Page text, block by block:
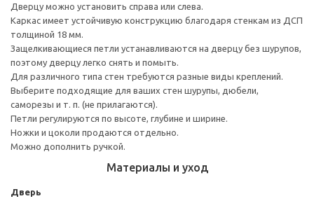
Дверцу можно установить справа или слева.
Каркас имеет устойчивую конструкцию благодаря стенкам из ДСП
толщиной 18 мм.
Защелкивающиеся петли устанавливаются на дверцу без шурупов,
поэтому дверцу легко снять и помыть.
Для различного типа стен требуются разные виды креплений.
Выберите подходящие для ваших стен шурупы, дюбели,
саморезы и т. п. (не прилагаются).
Петли регулируются по высоте, глубине и ширине.
Ножки и цоколи продаются отдельно.
Можно дополнить ручкой.
Материалы и уход
Дверь